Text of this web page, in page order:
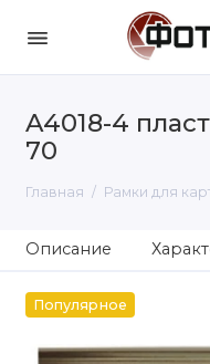
A4018-4
70
Главная Рамки для
Описание
Популярное